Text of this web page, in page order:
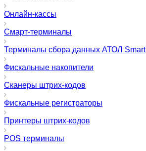
Онлайн-кассы
Смарт-терминалы
Терминалы сбора данных АТОЛ Smart
Фискальные накопители
Сканеры штрих-кодов
Фискальные регистраторы
Принтеры штрих-кодов
POS терминалы